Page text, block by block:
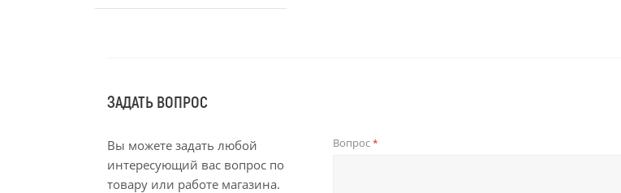
ЗАДАТЬ ВОПРОС
Вы можете задать любой
интересующий вас вопрос по
товару или работе магазина.
Вопрос*